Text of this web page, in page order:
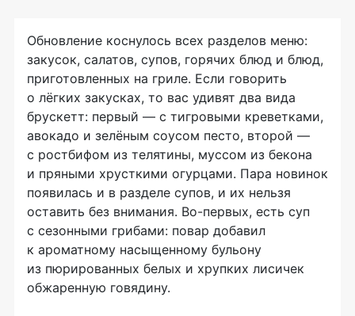
Обновление коснулось всех разделов меню:
закусок, салатов, супов, горячих блюд и блюд,
приготовленных на гриле. Если говорить
о лёгких закусках, то вас удивят два вида
брускетт: первый — с тигровыми креветками,
авокадо и зелёным соусом песто, второй —
с ростбифом из телятины, муссом из бекона
и пряными хрусткими огурцами. Пара новинок
появилась и в разделе супов, и их нельзя
оставить без внимания. Во-первых, есть суп
с сезонными грибами: повар добавил
к ароматному насыщенному бульону
из пюрированных белых и хрупких лисичек
обжаренную говядину.